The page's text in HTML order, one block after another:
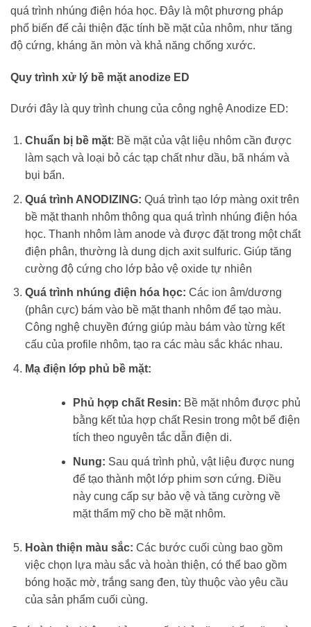
quá trình nhúng điện hóa học. Đây là một phương pháp
phổ biến để cải thiện đặc tính bề mặt của nhôm, như tăng
độ cứng, kháng ăn mòn và khả năng chống xước.
Quy trình xử lý bề mặt anodize ED
Dưới đây là quy trình chung của công nghệ Anodize ED:
Chuẩn bị bề mặt: Bề mặt của vật liệu nhôm cần được
làm sạch và loại bỏ các tạp chất như dầu, bã nhám và
bụi bẩn.
Quá trình ANODIZING: Quá trình tạo lớp màng oxit trên
bề mặt thanh nhôm thông qua quá trình nhúng điện hóa
học. Thanh nhôm làm anode và được đặt trong một chất
điện phân, thường là dung dịch axit sulfuric. Giúp tăng
cường độ cứng cho lớp bảo vệ oxide tự nhiên
Quá trình nhúng điện hóa học: Các ion âm/dương
(phân cực) bám vào bề mặt thanh nhôm để tạo màu.
Công nghệ chuyền đứng giúp màu bám vào từng kết
cấu của profile nhôm, tạo ra các màu sắc khác nhau.
Mạ điện lớp phủ bề mặt:
Phủ hợp chất Resin: Bề mặt nhôm được phủ
bằng kết tủa hợp chất Resin trong một bể điện
tích theo nguyên tắc dẫn điện di.
Nung: Sau quá trình phủ, vật liệu được nung
để tạo thành một lớp phim sơn cứng. Điều
này cung cấp sự bảo vệ và tăng cường về
mặt thẩm mỹ cho bề mặt nhôm.
Hoàn thiện màu sắc: Các bước cuối cùng bao gồm
việc chọn lựa màu sắc và hoàn thiện, có thể bao gồm
bóng hoặc mờ, trắng sang đen, tùy thuộc vào yêu cầu
của sản phẩm cuối cùng.